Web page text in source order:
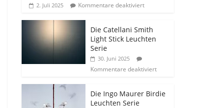
2. Juli 2025 Kommentare deaktiviert
Die Catellani Smith
Light Stick Leuchten
Serie
30. Juni 2025
Kommentare deaktiviert
Die Ingo Maurer Birdie
Leuchten Serie